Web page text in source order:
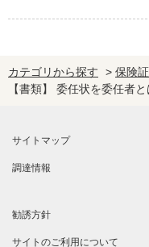
カテゴリから探す > 保険
【書類】 委任状を委任者と
サイトマップ
調達情報
勧誘方針
サイトのご利用について